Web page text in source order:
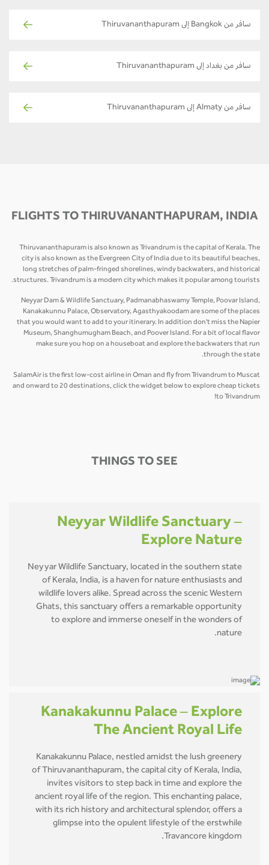
سافر من Bangkok إلى Thiruvananthapuram
سافر من بغداد إلى Thiruvananthapuram
سافر من Almaty إلى Thiruvananthapuram
FLIGHTS TO THIRUVANANTHAPURAM, INDIA
Thiruvananthapuram is also known as Trivandrum is the capital of Kerala. The
city is also known as the Evergreen City of India due to its beautiful beaches,
long stretches of palm-fringed shorelines, windy backwaters, and historical
structures. Trivandrum is a modern city which makes it popular among tourists.
Neyyar Dam & Wildlife Sanctuary, Padmanabhaswamy Temple, Poovar Island,
Kanakakunnu Palace, Observatory, Agasthyakoodam are some of the places
that you would want to add to your itinerary. In addition don't miss the Napier
Museum, Shanghumugham Beach, and Poover Island. For a bit of local flavor
make sure you hop on a houseboat and explore the backwaters that run
through the state.
SalamAir is the first low-cost airline in Oman and fly from Trivandrum to Muscat
and onward to 20 destinations, click the widget below to explore cheap tickets
to Trivandrum!
THINGS TO SEE
Neyyar Wildlife Sanctuary –
Explore Nature
Neyyar Wildlife Sanctuary, located in the southern state
of Kerala, India, is a haven for nature enthusiasts and
wildlife lovers alike. Spread across the scenic Western
Ghats, this sanctuary offers a remarkable opportunity
to explore and immerse oneself in the wonders of
nature.
Kanakakunnu Palace – Explore
The Ancient Royal Life
Kanakakunnu Palace, nestled amidst the lush greenery
of Thiruvananthapuram, the capital city of Kerala, India,
invites visitors to step back in time and explore the
ancient royal life of the region. This enchanting palace,
with its rich history and architectural splendor, offers a
glimpse into the opulent lifestyle of the erstwhile
Travancore kingdom.